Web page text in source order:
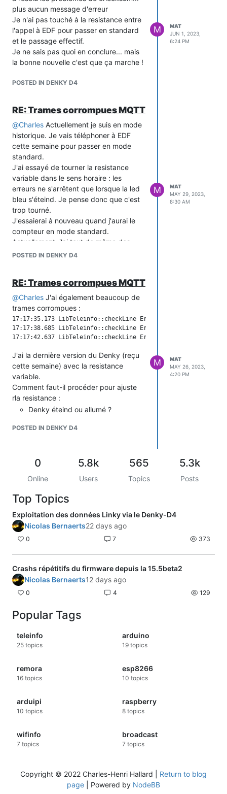
plus aucun message d'erreur
Je n'ai pas touché à la resistance entre
l'appel à EDF pour passer en standard
et le passage effectif.
Je ne sais pas quoi en conclure... mais
la bonne nouvelle c'est que ça marche !
POSTED IN DENKY D4
M
MAT
JUN 1, 2023,
6:24 PM
RE: Trames corrompues MQTT
@Charles Actuellement je suis en mode
historique. Je vais téléphoner à EDF
cette semaine pour passer en mode
standard.
J'ai essayé de tourner la resistance
variable dans le sens horaire : les
erreurs ne s'arrêtent que lorsque la led
bleu s'éteind. Je pense donc que c'est
trop tourné.
J'essaierai à nouveau quand j'aurai le
compteur en mode standard.
Actuellement, j'ai tout de même des
infos qui remontent, mais les erreurs me
POSTED IN DENKY D4
M
MAT
MAY 29, 2023,
8:30 AM
RE: Trames corrompues MQTT
@Charles J'ai également beaucoup de
trames corrompues :
17:17:35.173 LibTeleinfo::checkLine Err checksum 0x00 !=
17:17:38.685 LibTeleinfo::checkLine Err checksum 0x00 !=
J'ai la dernière version du Denky (reçu
cette semaine) avec la resistance
variable.
Comment faut-il procéder pour ajuste
rla resistance :
Denky éteind ou allumé ?
Est-ce qu'il y a un risque de casser
maitrise pas l'éléctronique.
POSTED IN DENKY D4
M
MAT
MAY 26, 2023,
4:20 PM
0
Online
5.8k
Users
565
Topics
5.3k
Posts
Top Topics
Exploitation des données Linky via le Denky-D4
Nicolas Bernaerts22 days ago
0 7 373
Crashs répétitifs du firmware depuis la 15.5beta2
Nicolas Bernaerts12 days ago
0 4 129
Popular Tags
teleinfo
25 topics
arduino
19 topics
remora
16 topics
esp8266
10 topics
arduipi
10 topics
raspberry
8 topics
wifinfo
7 topics
broadcast
7 topics
Copyright © 2022 Charles-Henri Hallard | Return to blog
page | Powered by NodeBB